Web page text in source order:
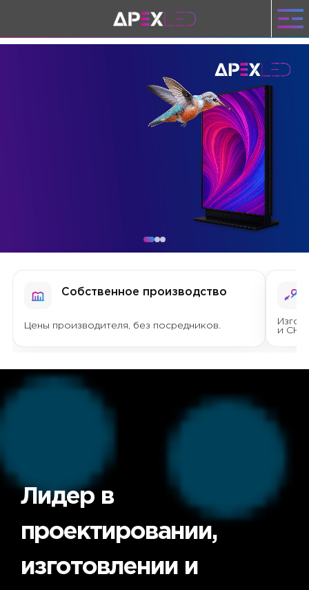
Гарантия 5 лет, сервисное
обслуживание
Получить расчёт
Собственное производство
Цены производителя, без посредников.
и СНГ.
Лидер в
проектировании,
изготовлении и